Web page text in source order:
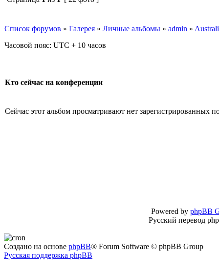
Список форумов » Галерея » Личные альбомы » admin »
Часовой пояс: UTC + 10 часов
Кто сейчас на конференции
Сейчас этот альбом просматривают нет зарегистрированных
Powered by phpBB
Русский перевод
Создано на основе phpBB® Forum Software © phpBB Group
Русская поддержка phpBB